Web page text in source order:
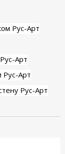
Рус-Арт
Арт
Рус-Арт
Рус-Арт